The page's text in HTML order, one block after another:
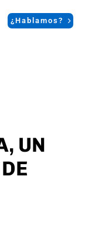
¿Hablamos?
UN